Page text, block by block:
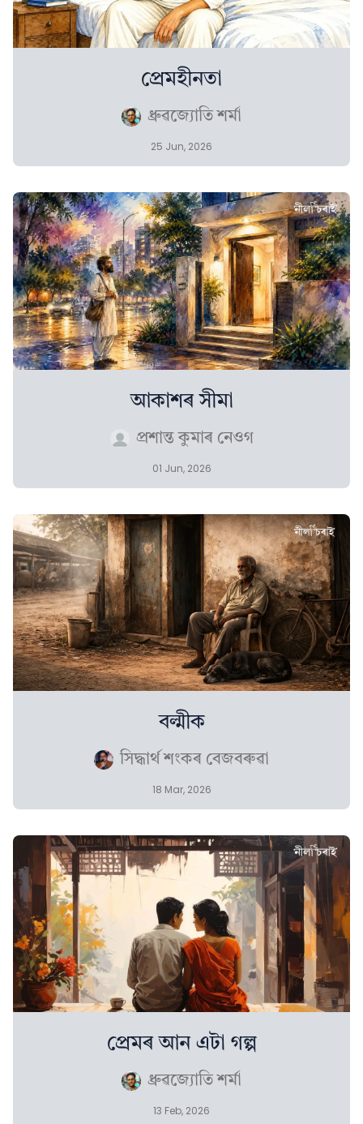
প্ৰেমহীনতা
ধ্ৰুৱজ্যোতি শৰ্মা
25 Jun, 2026
আকাশৰ সীমা
প্ৰশান্ত কুমাৰ নেওগ
01 Jun, 2026
বল্মীক
সিদ্ধাৰ্থ শংকৰ বেজবৰুৱা
18 Mar, 2026
প্ৰেমৰ আন এটা গল্প
ধ্ৰুৱজ্যোতি শৰ্মা
13 Feb, 2026